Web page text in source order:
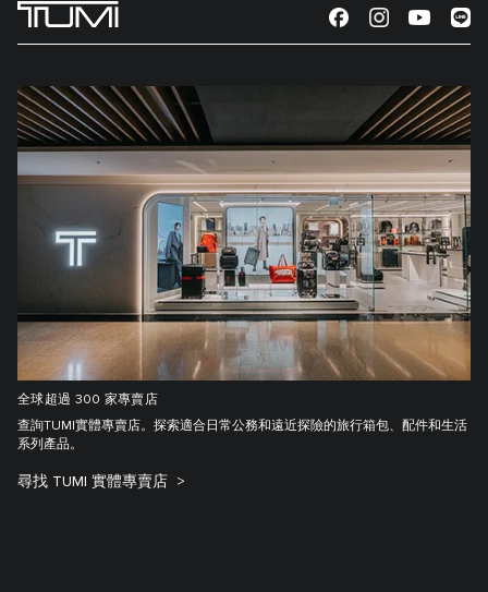
全球超過 300 家專賣店
查詢TUMI實體專賣店。探索適合日常公務和遠近探險的旅行箱包、配件和生活
系列產品。
尋找 TUMI 實體專賣店